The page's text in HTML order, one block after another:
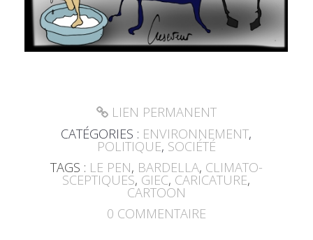
LIEN PERMANENT
CATÉGORIES : ENVIRONNEMENT,
POLITIQUE, SOCIÉTÉ
TAGS : LE PEN, BARDELLA, CLIMATO-
SCEPTIQUES, GIEC, CARICATURE,
CARTOON
0 COMMENTAIRE